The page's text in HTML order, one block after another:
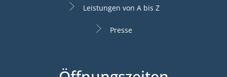
Leistungen von A bis Z
Presse